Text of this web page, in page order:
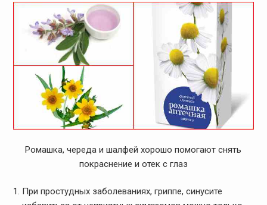
Ромашка, череда и шалфей хорошо помогают снять
покраснение и отек с глаз
При простудных заболеваниях, гриппе, синусите